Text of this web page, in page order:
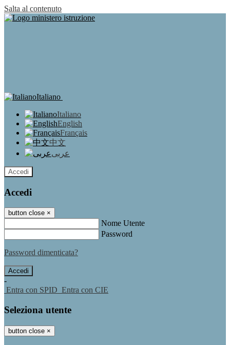
Salta al contenuto
Italiano
Italiano
English
Français
中文
عربى
Accedi
Accedi
button close ×
Nome Utente
Password
Password dimenticata?
-
Entra con SPID Entra con CIE
Seleziona utente
button close ×